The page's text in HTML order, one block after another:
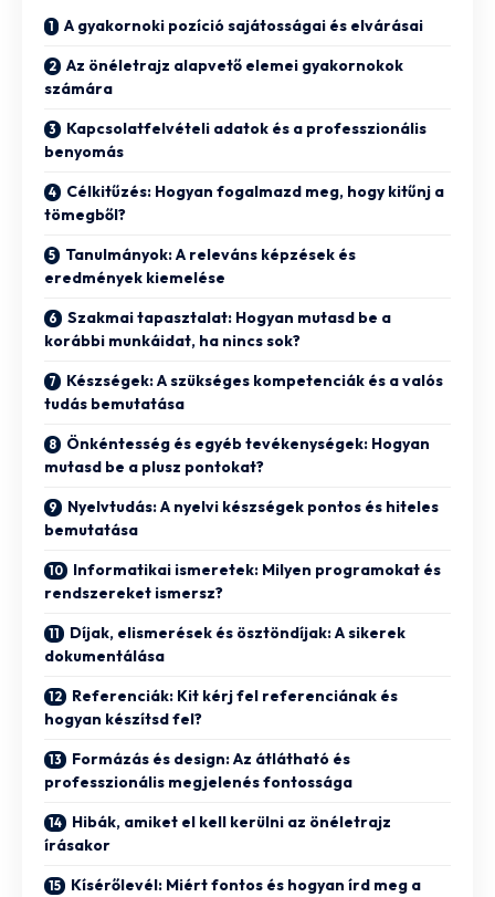
A gyakornoki pozíció sajátosságai és elvárásai
Az önéletrajz alapvető elemei gyakornokok
számára
Kapcsolatfelvételi adatok és a professzionális
benyomás
Célkitűzés: Hogyan fogalmazd meg, hogy kitűnj a
tömegből?
Tanulmányok: A releváns képzések és
eredmények kiemelése
Szakmai tapasztalat: Hogyan mutasd be a
korábbi munkáidat, ha nincs sok?
Készségek: A szükséges kompetenciák és a valós
tudás bemutatása
Önkéntesség és egyéb tevékenységek: Hogyan
mutasd be a plusz pontokat?
Nyelvtudás: A nyelvi készségek pontos és hiteles
bemutatása
Informatikai ismeretek: Milyen programokat és
rendszereket ismersz?
Díjak, elismerések és ösztöndíjak: A sikerek
dokumentálása
Referenciák: Kit kérj fel referenciának és
hogyan készítsd fel?
Formázás és design: Az átlátható és
professzionális megjelenés fontossága
Hibák, amiket el kell kerülni az önéletrajz
írásakor
Kísérőlevél: Miért fontos és hogyan írd meg a